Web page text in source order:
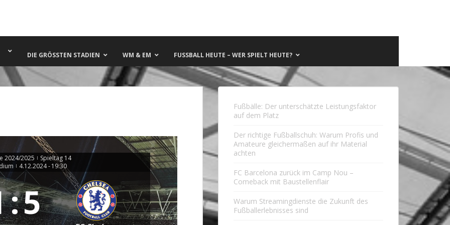
DIE GRÖSSTEN STADIEN WM & EM FUSSBALL HEUTE – WER SPIELT HEUTE?
2024/2025 | Spieltag 14
| 4.12.2024- 19:30
:5
Fußbälle: Der unterschätzte Leistungsfaktor
auf dem Platz
Der richtige Fußballschuh: Warum Profis und
Amateure gleichermaßen auf ihr Material
achten
FC Barcelona zurück im Camp Nou –
Comeback mit Baustellenflair
Warum Streamingdienste die Zukunft des
Fußballerlebnisses sind